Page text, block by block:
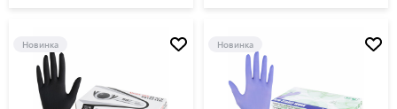
Новинка Новинка